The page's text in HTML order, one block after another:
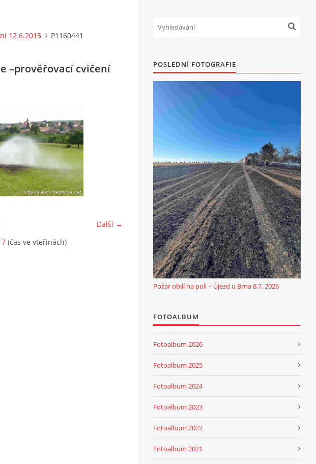
12.6.2015
P1160441
–prověřovací cvičení
Další →
7 (čas ve vteřinách)
POSLEDNÍ FOTOGRAFIE
Požár obilí na poli – Újezd u Brna 8.7. 2026
FOTOALBUM
Fotoalbum 2026
Fotoalbum 2025
Fotoalbum 2024
Fotoalbum 2023
Fotoalbum 2022
Fotoalbum 2021